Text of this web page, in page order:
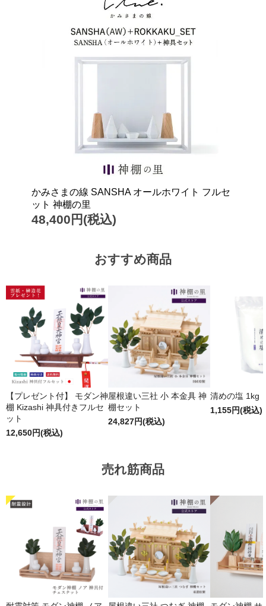
かみさまの線 SANSHA オールホワイト フルセ
ット 神棚の里
48,400円(税込)
おすすめ商品
【プレゼント付】 モダン神
棚 Kizashi 神具付きフルセ
ット
12,650円(税込)
屋根違い三社 小 本金具 神
棚セット
24,827円(税込)
清めの塩 1kg
1,155円(税込)
売れ筋商品